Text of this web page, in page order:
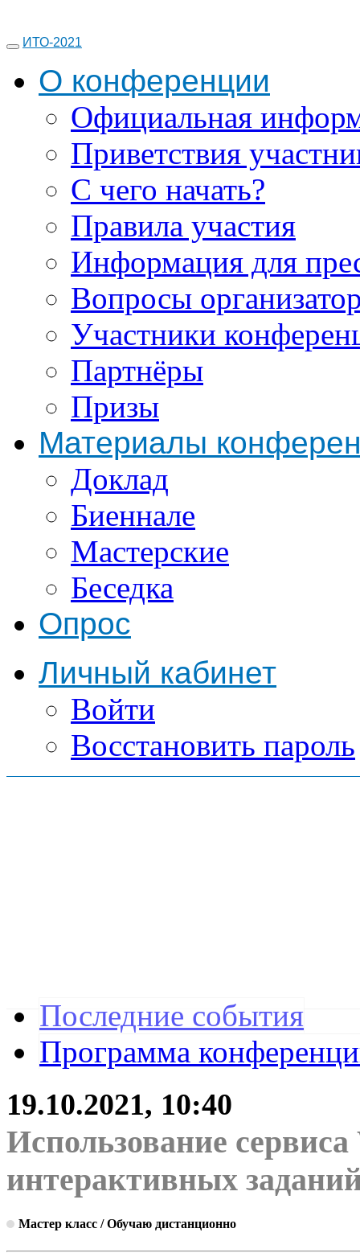
ИТО-2021
О конференции
Официальная
Приветствия
С чего начать?
Правила участия
Информация для
Вопросы
Участники
Партнёры
Призы
Материалы
Доклад
Биеннале
Мастерские
Беседка
Опрос
Личный кабинет
Войти
Восстановить пароль
Последние события
Программа
19.10.2021, 10:40
Использование
интерактивных
Мастер класс / Обучаю дистанционно